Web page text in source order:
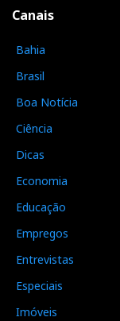
Canais
Bahia
Brasil
Boa Notícia
Ciência
Dicas
Economia
Educação
Empregos
Entrevistas
Especiais
Imóveis